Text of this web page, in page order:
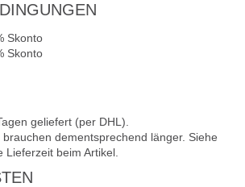
Skonto
Skonto
geliefert (per DHL).
dementsprechend länger. Siehe
beim Artikel.